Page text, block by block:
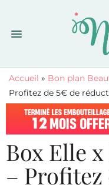
Accueil » Bon plan
Profitez de 5€ de
Box Elle
– Profitez